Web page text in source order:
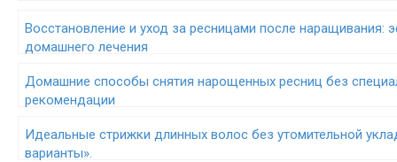
Восстановление и уход за ресницами после наращивания:
домашнего лечения
Домашние способы снятия нарощенных ресниц без
рекомендации
Идеальные стрижки длинных волос без утомительной
варианты».